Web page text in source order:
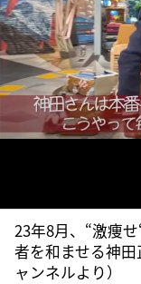
23年8月、“激痩
者を和ませる神
ャンネルより）